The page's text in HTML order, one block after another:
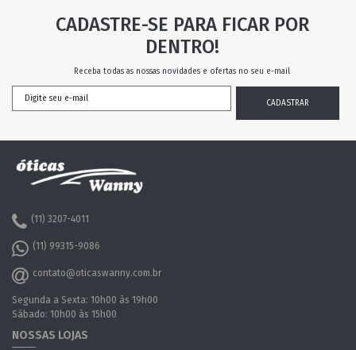
CADASTRE-SE PARA FICAR POR
DENTRO!
Receba todas as nossas novidades e ofertas no seu e-mail
(11) 3207-4011
(11) 99315-9086
contato@oticaswanny.com.br
Segunda a Sexta: 10h00 às 19h00
Sábado: 10h00 às 15h00
NOSSAS LOJAS